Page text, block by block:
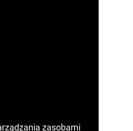
zasobami